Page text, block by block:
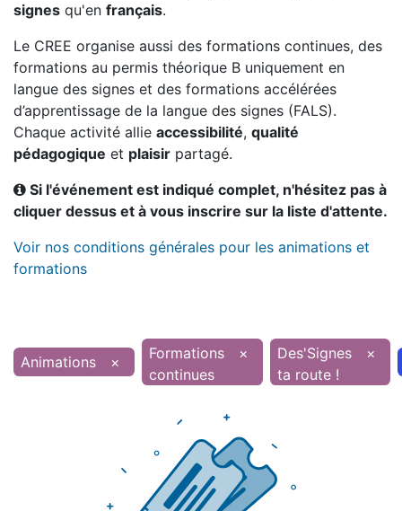
signes qu'en français.
Le CREE organise aussi des formations continues, des
formations au permis théorique B uniquement en
langue des signes et des formations accélérées
d’apprentissage de la langue des signes (FALS).
Chaque activité allie accessibilité, qualité
pédagogique et plaisir partagé.
Si l'événement est indiqué complet, n'hésitez pas à
cliquer dessus et à vous inscrire sur la liste d'attente.
Voir nos conditions générales pour les animations et
formations
Animations ×
Formations
continues
×
Des'Signes
ta route !
×